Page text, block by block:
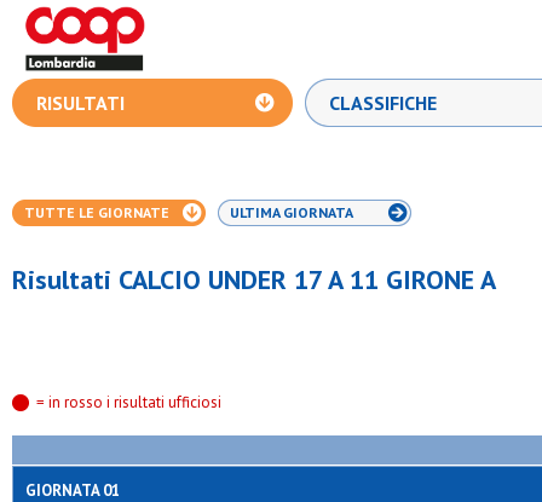
RISULTATI CLASSIFICHE
TUTTE LE GIORNATE ULTIMA GIORNATA
Risultati CALCIO UNDER 17 A 11 GIRONE A
= in rosso i risultati ufficiosi
GIORNATA 01